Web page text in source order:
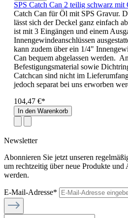
SPS Catch Can 2 teilig schwarz mit
Catch Can für Öl mit SPS Gravur.
lässt sich der Deckel ganz einfach
ist mit 3 Eingängen und einem
Innengewindeanschlüssen
kann zudem über ein 1/4"
Can bequem abgelassen werden.
Befestigungsmaterial sowie
Catchcan sind nicht im
jedoch separat bei uns erworben
104,47 €*
In den Warenkorb
Newsletter
Abonnieren Sie jetzt unseren
um rechtzeitig über neue Produkte und
werden.
E-Mail-Adresse*